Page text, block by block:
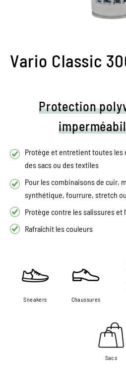
Vario Classic
Protection
Protège et entretient toutes les
des sacs ou des textiles
Pour les combinaisons de cuir,
synthétique, fourrure, stretch
Protège contre les salissures et
Rafraîchit les couleurs
Sneakers Chaussures
Sacs